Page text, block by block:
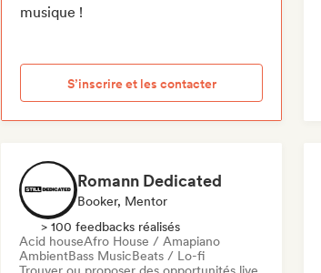
musique !
S’inscrire et les contacter
Romann Dedicated
Booker, Mentor
> 100 feedbacks réalisés
Acid houseAfro House / Amapiano
AmbientBass MusicBeats / Lo-fi